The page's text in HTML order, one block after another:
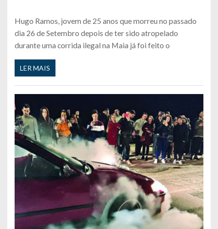
Hugo Ramos, jovem de 25 anos que morreu no passado
dia 26 de Setembro depois de ter sido atropelado
durante uma corrida ilegal na Maia já foi feito o
LER MAIS